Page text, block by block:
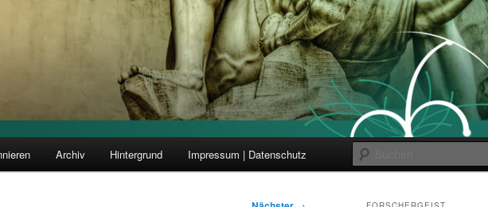
Archiv Hintergrund Impressum | Datenschutz